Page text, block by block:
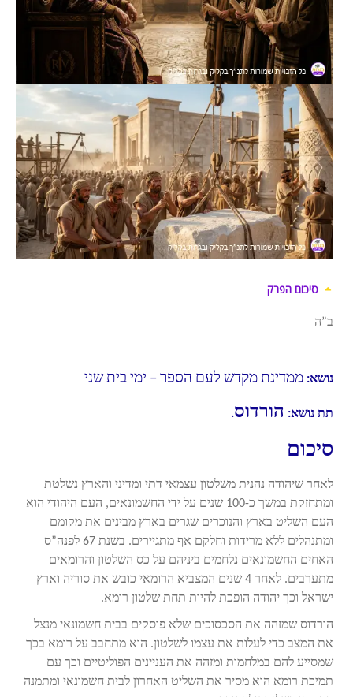
סיכום הפרק
ב”ה
נושא: ממדינת מקדש לעם הספר – ימי בית שני
תת נושא: הורדוס.
סיכום
לאחר שיהודה נהנית משלטון עצמאי דתי ומדיני והארץ נשלטת
ומתחזקת במשך כ-100 שנים על ידי החשמונאים, העם היהודי הוא
העם השליט בארץ והנוכרים שגרים בארץ מבינים את מקומם
ומתנהלים ללא מרידות וחלקם אף מתגיירים. בשנת 67 לפנה”ס
האחים החשמונאים נלחמים ביניהם על כס השלטון והרומאים
מתערבים. לאחר 4 שנים המצביא הרומאי כובש את סוריה וארץ
ישראל וכך יהודה הופכת להיות תחת שלטון רומא.
הורדוס שמזהה את הסכסוכים שלא פוסקים בבית חשמונאי מנצל
את המצב כדי לעלות את עצמו לשלטון. הוא מתחבב על רומא בכך
שמסייע להם במלחמות ומזהה את העניינים הפוליטיים וכך עם
תמיכת רומא הוא מסיר את השליט האחרון לבית חשמונאי ומתמנה